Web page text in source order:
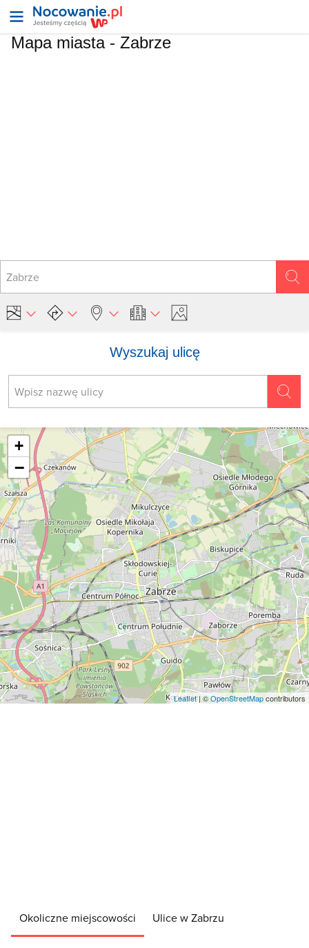
Mapa miasta - Zabrze
Wyszukaj ulicę
+
−
Leaflet| ©OpenStreetMapcontributors
Okoliczne miejscowości Ulice w Zabrzu